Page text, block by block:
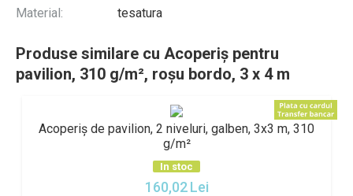
Material:
tesatura
Produse similare cu Acoperiș pentru
pavilion, 310 g/m², roșu bordo, 3 x 4 m
Acoperiș de pavilion, 2 niveluri, galben, 3x3 m, 310
g/m²
In stoc
160,02 Lei